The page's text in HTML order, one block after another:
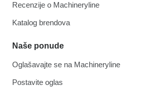
Recenzije o Machineryline
Katalog brendova
Naše ponude
Oglašavajte se na Machineryline
Postavite oglas